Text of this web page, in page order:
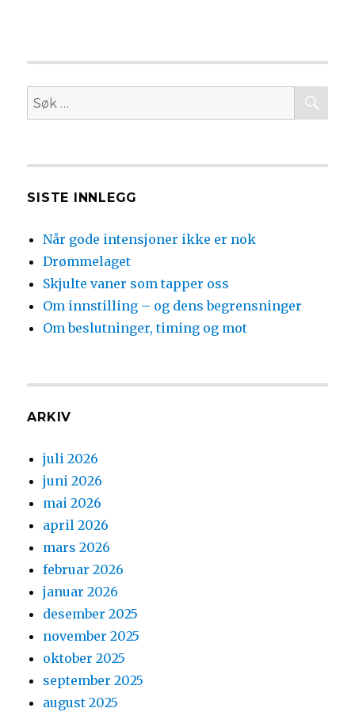
Søk
etter:
SISTE INNLEGG
Når gode intensjoner ikke er nok
Drømmelaget
Skjulte vaner som tapper oss
Om innstilling – og dens begrensninger
Om beslutninger, timing og mot
ARKIV
juli 2026
juni 2026
mai 2026
april 2026
mars 2026
februar 2026
januar 2026
desember 2025
november 2025
oktober 2025
september 2025
august 2025